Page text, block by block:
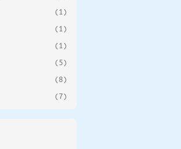
(1)
(1)
(1)
(5)
(8)
(7)